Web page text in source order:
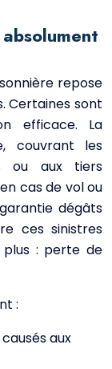
repose
Certaines sont
efficace. La
couvrant les
ou aux tiers
cas de vol ou
dégâts
ces sinistres
plus : perte de
:
aux